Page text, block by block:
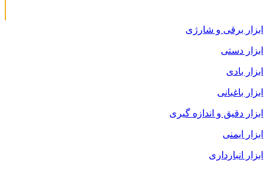
ابزار برقی و شارژی
ابزار دستی
ابزار بادی
ابزار باغبانی
ابزار دقیق و اندازه گیری
ابزار ایمنی
ابزار انبارداری